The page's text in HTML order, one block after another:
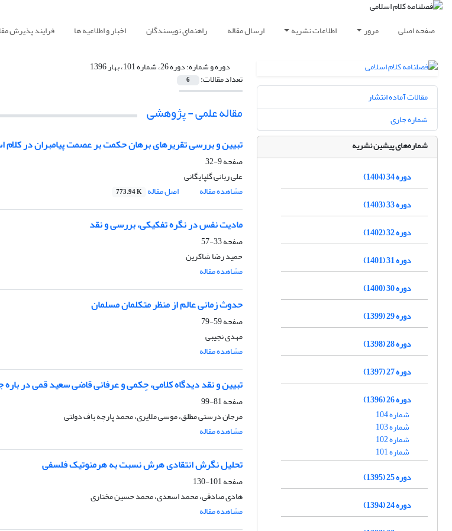
صفحه اصلی مرور اطلاعات نشریه ارسال مقاله راهنمای نویسندگان اخبار و اطلاعیه ها فرایند پذیرش
دوره و شماره:دوره 26، شماره 101، بهار 1396
تعداد مقالات: 6
مقاله علمی - پژوهشی
تبیین و بررسی تقریرهای برهان حکمت بر عصمت پیامبران در کلام
صفحه9-32
علی ربانی گلپایگانی
مشاهده مقاله
اصل مقاله 773.94 K
مادیت نفس در نگره تفکیکی، بررسی و نقد
صفحه33-57
حمید رضا شاکرین
مشاهده مقاله
حدوث زمانی عالم از منظر متکلمان مسلمان
صفحه59-79
مهدی نجیبی
مشاهده مقاله
تبیین و نقد دیدگاه کلامی، حِکمی و عرفانی قاضی سعید قمی در
صفحه81-99
مرجان درستی مطلق، موسی ملایری، محمد پارچه باف دولتی
مشاهده مقاله
تحلیل نگرش انتقادی هرش نسبت به هرمنوتیک فلسفی
صفحه101-130
هادی صادقی، محمد اسعدی، محمد حسین مختاری
مشاهده مقاله
مقالات آماده انتشار
شماره جاری
شماره‌های پیشین نشریه
دوره 34 (1404)
دوره 33 (1403)
دوره 32 (1402)
دوره 31 (1401)
دوره 30 (1400)
دوره 29 (1399)
دوره 28 (1398)
دوره 27 (1397)
دوره 26 (1396)
شماره 104
شماره 103
شماره 102
شماره 101
دوره 25 (1395)
دوره 24 (1394)